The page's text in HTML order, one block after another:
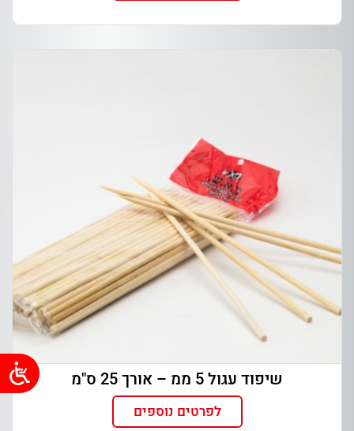
שיפוד עגול 5 ממ – אורך 25 ס"מ
לפרטים נוספים